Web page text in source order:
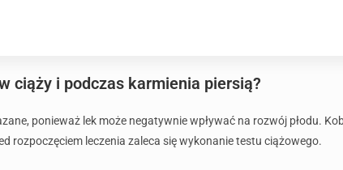
ciąży i podczas karmienia piersią?
ponieważ lek może negatywnie wpływać na rozwój płodu.
rozpoczęciem leczenia zaleca się wykonanie testu ciążowego.